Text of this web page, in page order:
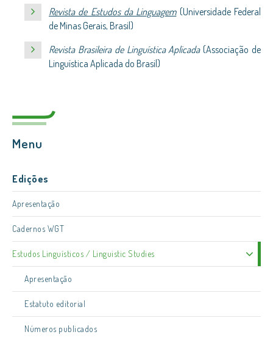
Revista de Estudos da Linguagem(Universidade Federal
de Minas Gerais, Brasil)
Revista Brasileira de Linguística Aplicada(Associação de
Linguística Aplicada do Brasil)
Menu
Edições
Apresentação
Cadernos WGT
Estudos Linguísticos / Linguistic Studies
Apresentação
Estatuto editorial
Números publicados